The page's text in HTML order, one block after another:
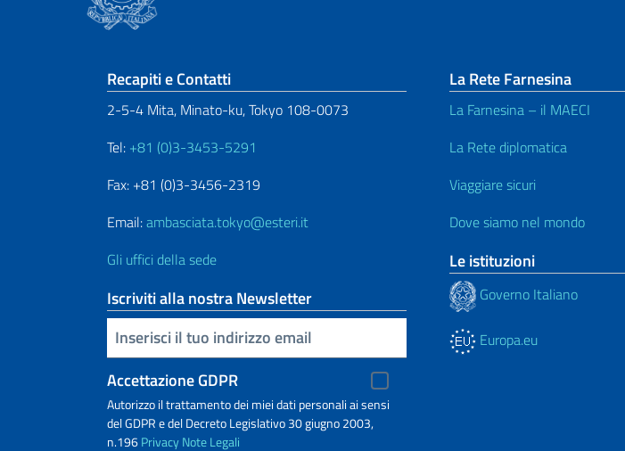
Sezione footer
Recapiti e Contatti
2-5-4 Mita, Minato-ku, Tokyo 108-0073
Tel: +81 (0)3-3453-5291
Fax: +81 (0)3-3456-2319
Email:ambasciata.tokyo@esteri.it
Gli uffici della sede
Iscriviti alla nostra Newsletter
Inserisci la tua email
Accettazione GDPR
Autorizzo il trattamento dei miei dati personali ai sensi
del GDPR e del Decreto Legislativo 30 giugno 2003,
n.196PrivacyNote Legali
La Rete Farnesina
La Farnesina – il MAECI
La Rete diplomatica
Viaggiare sicuri
Dove siamo nel mondo
Le istituzioni
Governo Italiano
Europa.eu